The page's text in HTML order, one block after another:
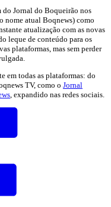
Jornal do Boqueirão nos
nome atual Boqnews) como
atualização com as novas
leque de conteúdo para os
plataformas, mas sem perder
em todas as plataformas: do
TV, como o Jornal
, expandido nas redes sociais.